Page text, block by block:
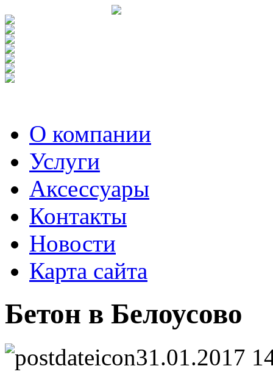
О компании
Услуги
Аксесcуары
Контакты
Новости
Карта сайта
Бетон в Белоусово
31.01.2017